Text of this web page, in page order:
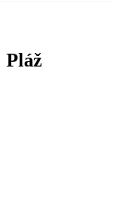
Pláž